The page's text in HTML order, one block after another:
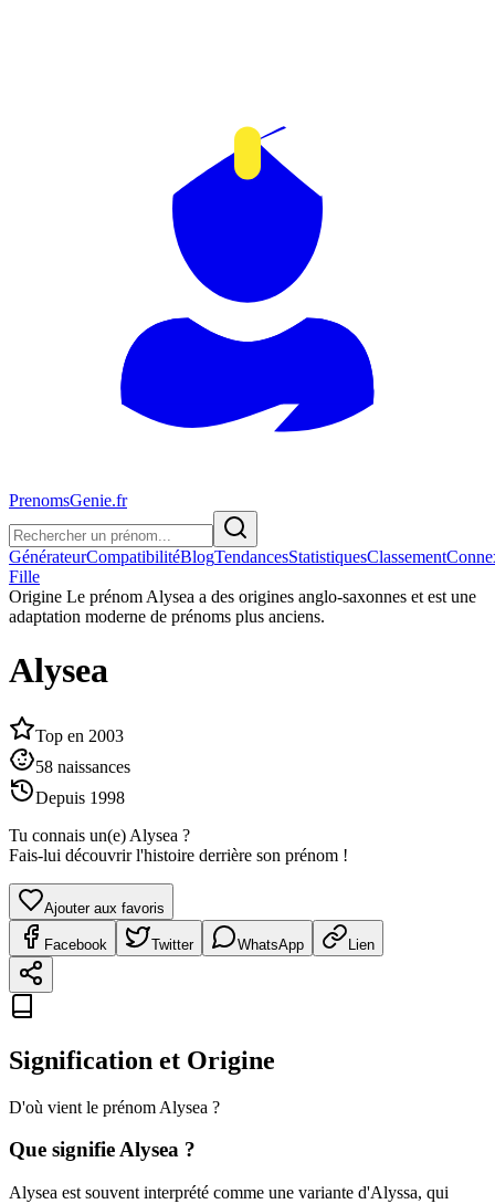
PrenomsGenie.fr
GénérateurCompatibilitéBlogTendancesStatistiquesClassement
Fille
Origine Le prénom Alysea a des origines anglo-saxonnes et est une
adaptation moderne de prénoms plus anciens.
Alysea
Top en 2003
58 naissances
Depuis 1998
Tu connais un(e) Alysea ?
Fais-lui découvrir l'histoire derrière son prénom !
Ajouter aux favoris
Facebook Twitter WhatsApp Lien
Signification et Origine
D'où vient le prénom Alysea ?
Que signifieAlysea ?
Alysea est souvent interprété comme une variante d'Alyssa, qui